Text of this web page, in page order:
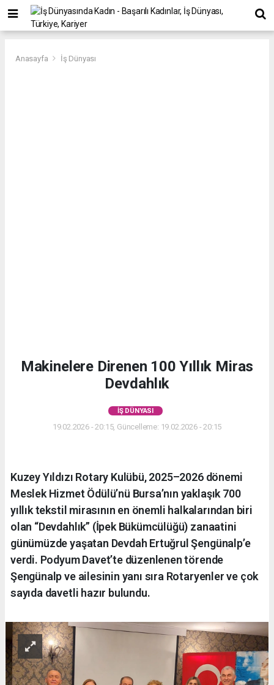
Anasayfa İş Dünyası
Makinelere Direnen 100 Yıllık Miras
Devdahlık
İŞ DÜNYASI
19.02.2026 - 20:15, Güncelleme: 19.02.2026 - 20:15
Kuzey Yıldızı Rotary Kulübü, 2025–2026 dönemi
Meslek Hizmet Ödülü’nü Bursa’nın yaklaşık 700
yıllık tekstil mirasının en önemli halkalarından biri
olan “Devdahlık” (İpek Bükümcülüğü) zanaatini
günümüzde yaşatan Devdah Ertuğrul Şengünalp’e
verdi. Podyum Davet’te düzenlenen törende
Şengünalp ve ailesinin yanı sıra Rotaryenler ve çok
sayıda davetli hazır bulundu.